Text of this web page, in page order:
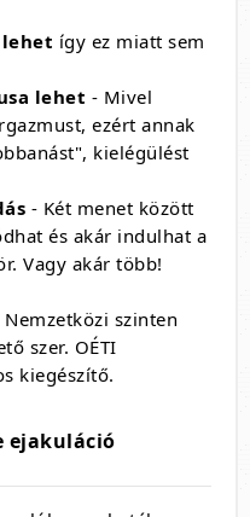
lehet így ez miatt sem
lehet - Mivel
ezért annak
kielégülést
- Két menet között
és akár indulhat a
Vagy akár több!
Nemzetközi szinten
szer. OÉTI
kiegészítő.
ejakuláció